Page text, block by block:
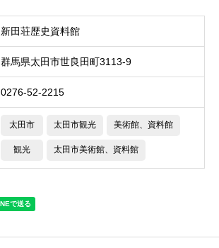
新田荘歴史資料館
群馬県太田市世良田町3113-9
0276-52-2215
太田市 太田市観光 美術館、資料館
観光 太田市美術館、資料館